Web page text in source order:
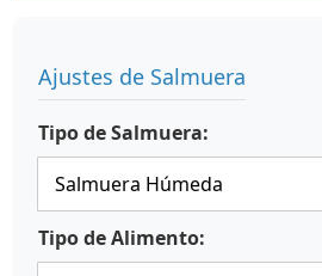
Ajustes de Salmuera
Tipo de Salmuera:
Tipo de Alimento: